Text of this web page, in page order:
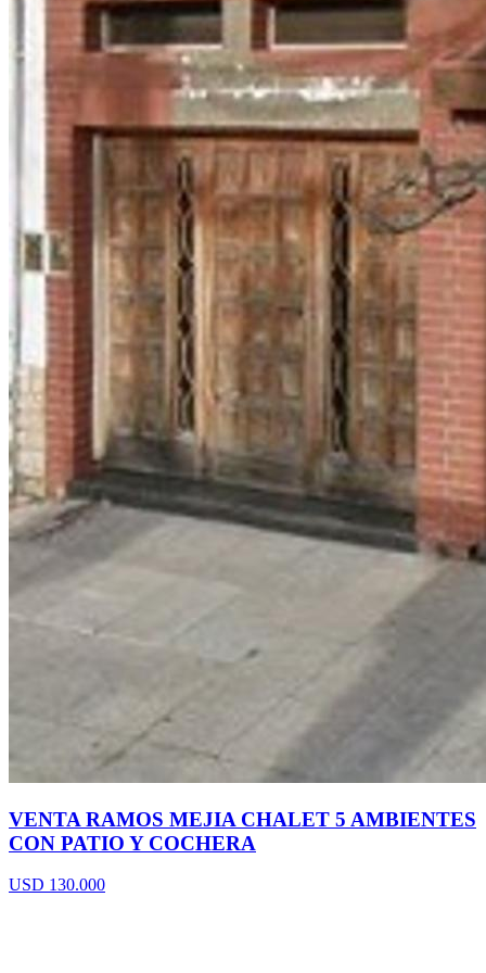
VENTA RAMOS MEJIA CHALET 5 AMBIENTES
CON PATIO Y COCHERA
USD 130.000